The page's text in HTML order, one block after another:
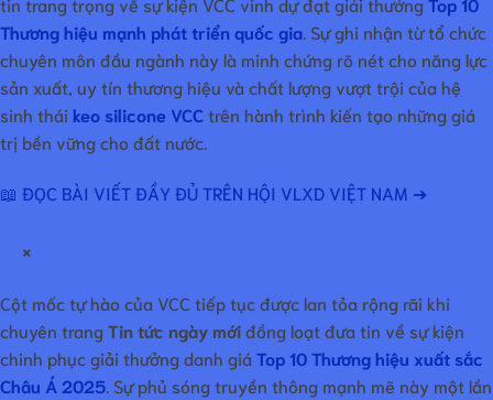
Thương hiệu mạnh phát triển quốc gia. Sự ghi nhận từ tổ chức
chuyên môn đầu ngành này là minh chứng rõ nét cho năng lực
sản xuất, uy tín thương hiệu và chất lượng vượt trội của hệ
sinh thái keo silicone VCCtrên hành trình kiến tạo những giá
trị bền vững cho đất nước.
📖 ĐỌC BÀI VIẾT ĐẦY ĐỦ TRÊN HỘI VLXD VIỆT NAM ➔
×
Cột mốc tự hào của VCC tiếp tục được lan tỏa rộng rãi khi
chuyên trangTin tức ngày mớiđồng loạt đưa tin về sự kiện
chinh phục giải thưởng danh giáTop 10 Thương hiệu xuất sắc
Châu Á 2025. Sự phủ sóng truyền thông mạnh mẽ này một lần